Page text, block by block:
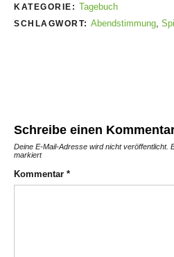
KATEGORIE: Tagebuch
SCHLAGWORT: Abendstimmung
Schreibe einen
Deine E-Mail-Adresse wird nicht veröffentlicht.
markiert
Kommentar *